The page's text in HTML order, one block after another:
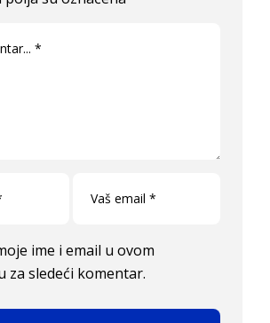
ime i email u ovom
za sledeći komentar.